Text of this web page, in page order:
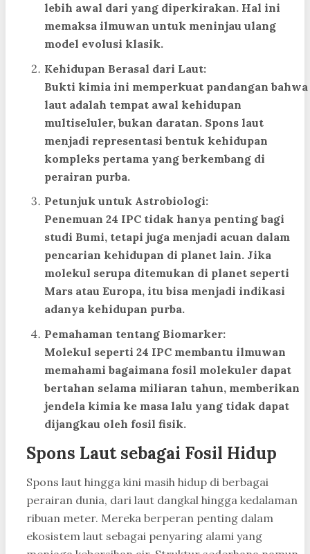
lebih awal dari yang diperkirakan. Hal ini
memaksa ilmuwan untuk meninjau ulang
model evolusi klasik.
Kehidupan Berasal dari Laut:
Bukti kimia ini memperkuat pandangan bahwa
laut adalah tempat awal kehidupan
multiseluler, bukan daratan. Spons laut
menjadi representasi bentuk kehidupan
kompleks pertama yang berkembang di
perairan purba.
Petunjuk untuk Astrobiologi:
Penemuan 24 IPC tidak hanya penting bagi
studi Bumi, tetapi juga menjadi acuan dalam
pencarian kehidupan di planet lain. Jika
molekul serupa ditemukan di planet seperti
Mars atau Europa, itu bisa menjadi indikasi
adanya kehidupan purba.
Pemahaman tentang Biomarker:
Molekul seperti 24 IPC membantu ilmuwan
memahami bagaimana fosil molekuler dapat
bertahan selama miliaran tahun, memberikan
jendela kimia ke masa lalu yang tidak dapat
dijangkau oleh fosil fisik.
Spons Laut sebagai Fosil Hidup
Spons laut hingga kini masih hidup di berbagai
perairan dunia, dari laut dangkal hingga kedalaman
ribuan meter. Mereka berperan penting dalam
ekosistem laut sebagai penyaring alami yang